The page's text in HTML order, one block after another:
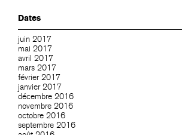
Dates
juin 2017
mai 2017
avril 2017
mars 2017
février 2017
janvier 2017
décembre 2016
novembre 2016
octobre 2016
septembre 2016